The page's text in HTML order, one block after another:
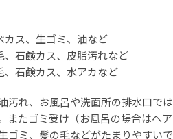
カス、生ゴミ、油など
、石鹸カス、皮脂汚れなど
、石鹸カス、水アカなど
汚れ、お風呂や洗面所の排水口で
またゴミ受け（お風呂の場合はヘ
ゴミ、髪の毛などがたまりやすい